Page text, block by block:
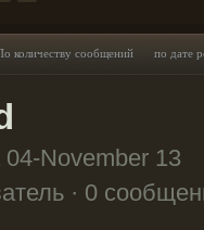
количеству сообщений по дате
November 13
· 0